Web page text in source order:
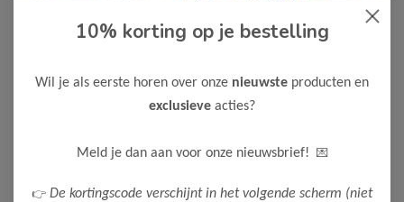
Als je een klacht hebt of een vraag, vul dan alsjeblieft het
Whatsapp. We zullen je bericht zo snel mogelijk
Neem contact op
10% korting op je bestelling
Wil je als eerste horen over onze nieuwste producten en
exclusieve acties?
Meld je dan aan voor onze nieuwsbrief! 💌
👉 De kortingscode verschijnt in het volgende scherm (niet